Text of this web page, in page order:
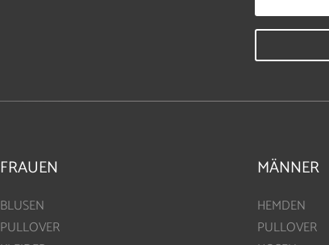
FRAUEN
BLUSEN
PULLOVER
MÄNNER
HEMDEN
PULLOVER